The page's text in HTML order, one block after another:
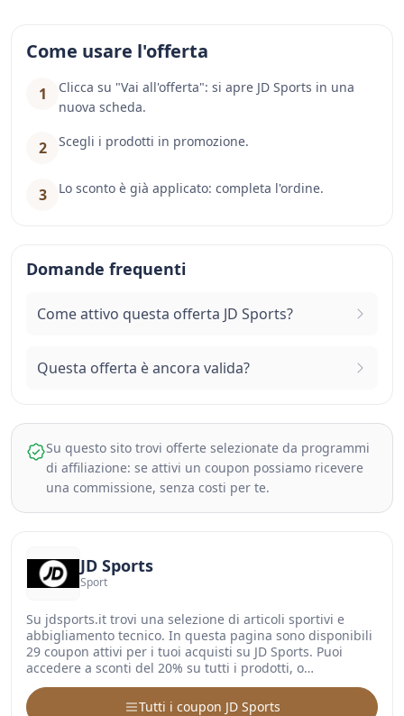
Come usare l'offerta
1
Clicca su "Vai all'offerta": si apre JD Sports in una
nuova scheda.
2 Scegli i prodotti in promozione.
3 Lo sconto è già applicato: completa l'ordine.
Domande frequenti
Come attivo questa offerta JD Sports?
Questa offerta è ancora valida?
Su questo sito trovi offerte selezionate da programmi
di affiliazione: se attivi un coupon possiamo ricevere
una commissione, senza costi per te.
JD Sports
Sport
Su jdsports.it trovi una selezione di articoli sportivi e
abbigliamento tecnico. In questa pagina sono disponibili
29 coupon attivi per i tuoi acquisti su JD Sports. Puoi
accedere a sconti del 20% su tutti i prodotti, o…
Tutti i coupon JD Sports